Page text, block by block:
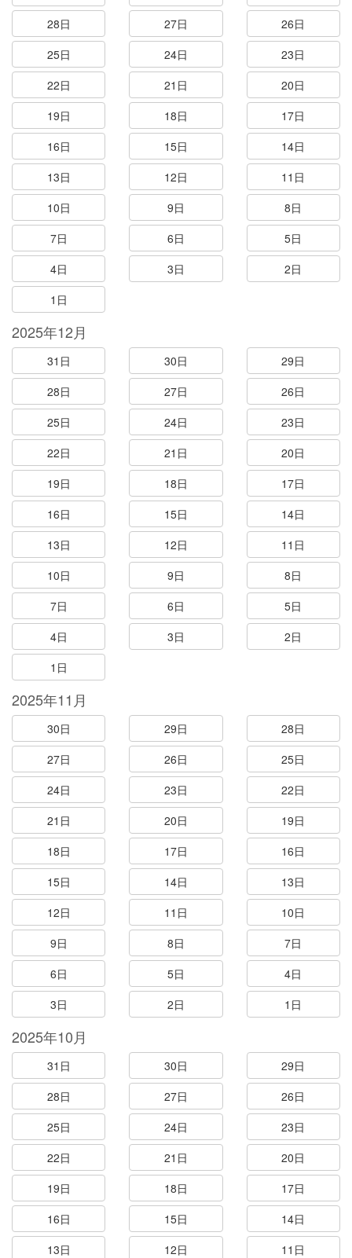
28日
27日
26日
25日
24日
23日
22日
21日
20日
19日
18日
17日
16日
15日
14日
13日
12日
11日
10日
9日
8日
7日
6日
5日
4日
3日
2日
1日
2025年12月
31日 30日
29日
28日
27日
26日
25日
24日
23日
22日
21日
20日
19日
18日
17日
16日
15日
14日
13日
12日
11日
10日
9日
8日
7日
6日
5日
4日
3日
2日
1日
2025年11月
30日 29日
28日
27日
26日
25日
24日
23日
22日
21日
20日
19日
18日
17日
16日
15日
14日
13日
12日
11日
10日
9日
8日
7日
6日
5日
4日
3日
2日 1日
2025年10月
31日 30日
29日
28日
27日
26日
25日
24日
23日
22日
21日
20日
19日
18日
17日
16日
15日
14日
13日
12日
11日